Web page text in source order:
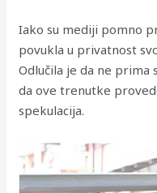
Iako su mediji pomno
povukla u privatnost
Odlučila je da ne prima
da ove trenutke
spekulacija.